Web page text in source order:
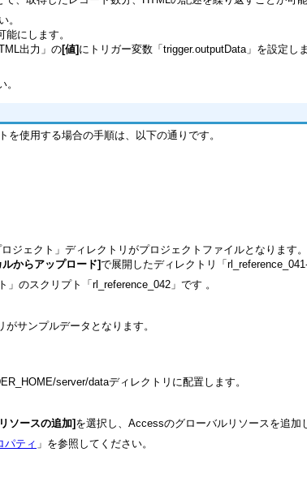
。
にします。
出力」の[値] にトリガー変数「trigger.outputData」を設定しま
。
使用する場合の手順は、以下の通りです。
ジェクト」ディレクトリがプロジェクトファイルとなります。
ルからアップロード]で展開したディレクトリ「
のスクリプト「rl_reference_042」です 。
サンプルデータとなります。
server/dataディレクトリに配置します。
ソースの追加] を選択し、Accessのグローバルリソースを追加
パティ 」を参照してください。